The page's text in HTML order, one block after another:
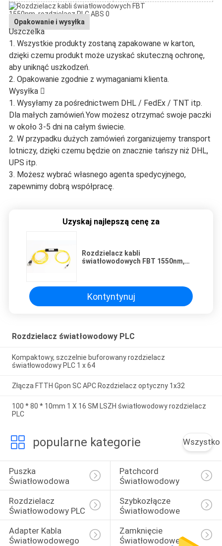
Opakowanie i wysyłka
Uszczelka
1. Wszystkie produkty zostaną zapakowane w karton,
dzięki czemu produkt może uzyskać skuteczną ochronę,
aby uniknąć uszkodzeń.
2. Opakowanie zgodnie z wymaganiami klienta.
Wysyłka 
1. Wysyłamy za pośrednictwem DHL / FedEx / TNT itp.
Dla małych zamówień.Yow możesz otrzymać swoje paczki
w około 3-5 dni na całym świecie.
2. W przypadku dużych zamówień zorganizujemy transport
lotniczy, dzięki czemu będzie on znacznie tańszy niż DHL,
UPS itp.
3. Możesz wybrać własnego agenta spedycyjnego,
zapewnimy dobrą współpracę.
Uzyskaj najlepszą cenę za
Rozdzielacz kabli
światłowodowych FBT 1550nm,
Kontyntynuj
Rozdzielacz światłowodowy PLC
Kompaktowy, szczelnie buforowany rozdzielacz
światłowodowy PLC 1 x 64
Złącza FTTH Gpon SC APC Rozdzielacz optyczny 1x32
100 * 80 * 10mm 1 X 16 SM LSZH światłowodowy rozdzielacz
PLC
popularne kategorie Wszystko
Puszka
Światłowodowa
Patchcord
Światłowodowy
Rozdzielacz
Światłowodowy PLC
Szybkozłącze
Światłowodowe
Adapter Kabla
Światłowodowego
Zamknięcie
Światłowodowe